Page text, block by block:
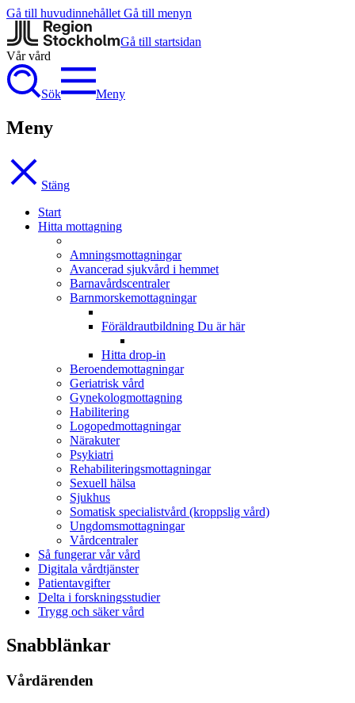
Gå till huvudinnehållet Gå till menyn
Gå till startsidan
Vår vård
Sök Meny
Meny
Stäng
Start
Hitta mottagning
Amningsmottagningar
Avancerad sjukvård i hemmet
Barnavårdscentraler
Barnmorskemottagningar
Föräldrautbildning Du är här
Hitta drop-in
Beroendemottagningar
Geriatrisk vård
Gynekologmottagning
Habilitering
Logopedmottagningar
Närakuter
Psykiatri
Rehabiliteringsmottagningar
Sexuell hälsa
Sjukhus
Somatisk specialistvård (kroppslig vård)
Ungdomsmottagningar
Vårdcentraler
Så fungerar vår vård
Digitala vårdtjänster
Patientavgifter
Delta i forskningsstudier
Trygg och säker vård
Snabblänkar
Vårdärenden